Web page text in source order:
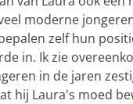
moderne
zelf hun
in. Ik zie
in de jaren
hij Laura's moed